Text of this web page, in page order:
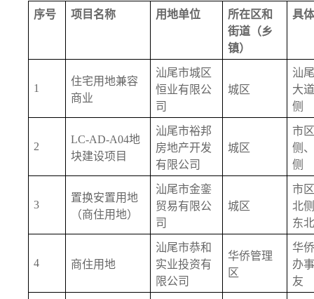
序号 项目名称 用地单位
所在区和
街道（乡
镇）
具
1
住宅用地兼容
商业
汕尾市城区
恒业有限公
司
城区
汕
大
侧
2
LC-AD-A04地
块建设项目
汕尾市裕邦
房地产开发
有限公司
城区
市
侧
侧
3
置换安置用地
（商住用地）
汕尾市金銮
贸易有限公
司
城区
市
北
东
4 商住用地
汕尾市恭和
实业投资有
限公司
华侨管理
区
华
办
友